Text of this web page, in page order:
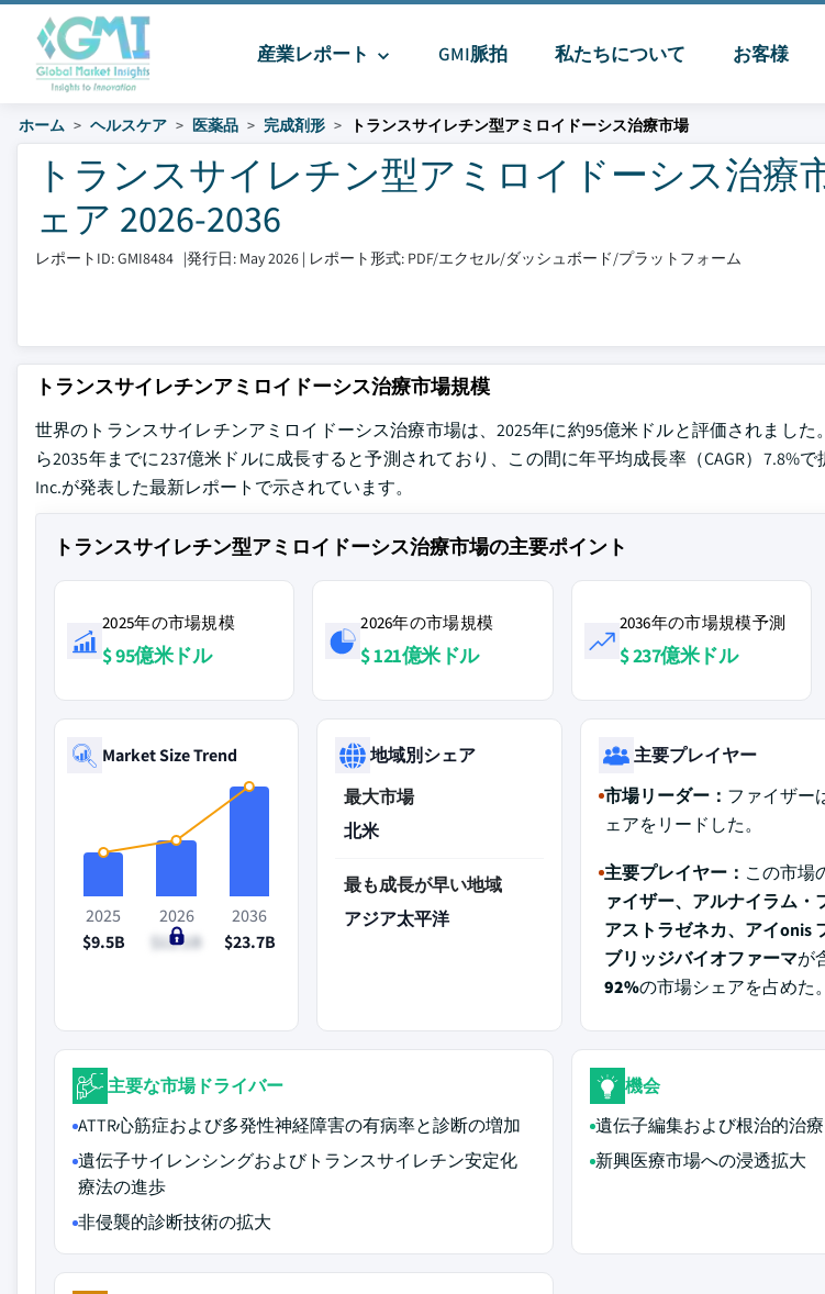
産業レポート GMI脈拍 私たちについて お客様
ホーム ヘルスケア 医薬品 完成剤形 トランスサイレチン型アミロイドーシス治療市場
トランスサイレチン型アミロイドーシス治療
ェア 2026-2036
レポートID: GMI8484 |発行日: May 2026 | レポート形式: PDF/エクセル/ダッシュボード/プラットフォーム
トランスサイレチンアミロイドーシス治療市場規模
世界のトランスサイレチンアミロイドーシス治療市場は、2025年に約95億米ドルと評価されました
ら2035年までに237億米ドルに成長すると予測されており、この間に年平均成長率（CAGR）7.8%で
Inc.が発表した最新レポートで示されています。
トランスサイレチン型アミロイドーシス治療市場の主要ポイント
2025年の市場規模
$ 95億米ドル
2026年の市場規模
$ 121億米ドル
2036年の市場規模予測
$ 237億米ドル
Market Size Trend
2025
$9.5B
2026
$12.1B
2036
$23.7B
地域別シェア
最大市場
北米
最も成長が早い地域
アジア太平洋
主要プレイヤー
市場リーダー： ファイザー
ェアをリードした。
主要プレイヤー： この市場
ァイザー、アルナイラム・
アストラゼネカ、アイonis
ブリッジバイオファーマが
92%の市場シェアを占めた。
主要な市場ドライバー
ATTR心筋症および多発性神経障害の有病率と診断の増加
遺伝子サイレンシングおよびトランスサイレチン安定化
療法の進歩
非侵襲的診断技術の拡大
機会
遺伝子編集および根治的治
新興医療市場への浸透拡大